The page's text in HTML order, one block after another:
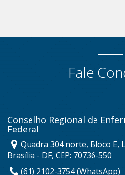
Fale
Conselho Regional de
Federal
Quadra 304 norte, Bloco E,
Brasília - DF, CEP: 70736-550
(61) 2102-3754 (WhatsApp)